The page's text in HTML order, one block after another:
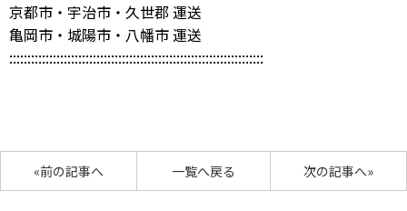
京都市・宇治市・久世郡 運送
亀岡市・城陽市・八幡市 運送
::::::::::::::::::::::::::::::::::::::::::::::::::::::::::::::::::::::
«前の記事へ 次の記事へ»
一覧へ戻る